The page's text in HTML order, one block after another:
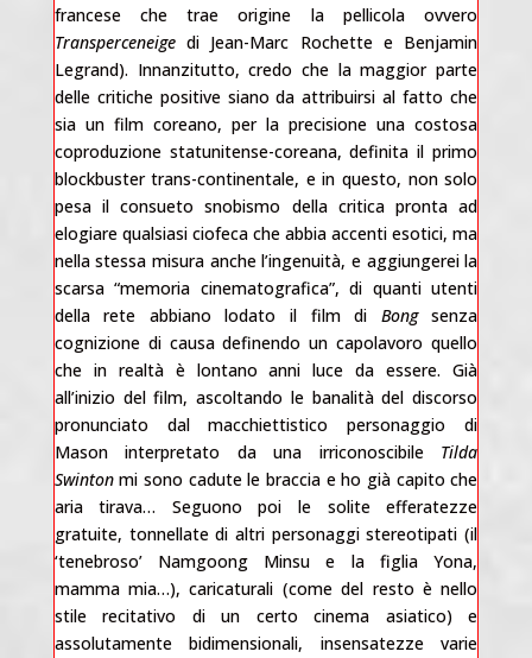
francese che trae origine la pellicola ovvero
Transperceneigedi Jean-Marc Rochette e Benjamin
Legrand). Innanzitutto, credo che la maggior parte
delle critiche positive siano da attribuirsi al fatto che
sia un film coreano, per la precisione una costosa
coproduzione statunitense-coreana, definita il primo
blockbuster trans-continentale, e in questo, non solo
pesa il consueto snobismo della critica pronta ad
elogiare qualsiasi ciofeca che abbia accenti esotici, ma
nella stessa misura anche l’ingenuità, e aggiungerei la
scarsa “memoria cinematografica”, di quanti utenti
della rete abbiano lodato il film di Bongsenza
cognizione di causa definendo un capolavoro quello
che in realtà è lontano anni luce da essere. Già
all’inizio del film, ascoltando le banalità del discorso
pronunciato dal macchiettistico personaggio di
Mason interpretato da una irriconoscibile Tilda
Swintonmi sono cadute le braccia e ho già capito che
aria tirava… Seguono poi le solite efferatezze
gratuite, tonnellate di altri personaggi stereotipati (il
‘tenebroso’ Namgoong Minsu e la figlia Yona,
mamma mia…), caricaturali (come del resto è nello
stile recitativo di un certo cinema asiatico) e
assolutamente bidimensionali, insensatezze varie